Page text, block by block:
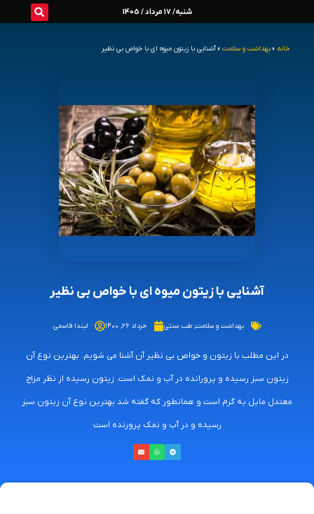
شنبه/ 17 مرداد / 1405
خانه » بهداشت و سلامت » آشنایی با زیتون میوه ای با خواص بی نظیر
آشنایی با زیتون میوه ای با خواص بی نظیر
بهداشت و سلامت,طب سنتی خرداد ۲۶, ۱۴۰۰ لیندا قاسمی
در این مطلب با زیتون و خواص بی نظیر آن آشنا می شویم. بهترین نوع آن
زیتون سبز رسیده و پرورانده در آب و نمک است. زیتون رسیده از نظر مزاج
معتدل مایل به گرم است و همانطور که گفته شد بهترین نوع آن زیتون سبز
رسیده و در آب و نمک پرورنده است